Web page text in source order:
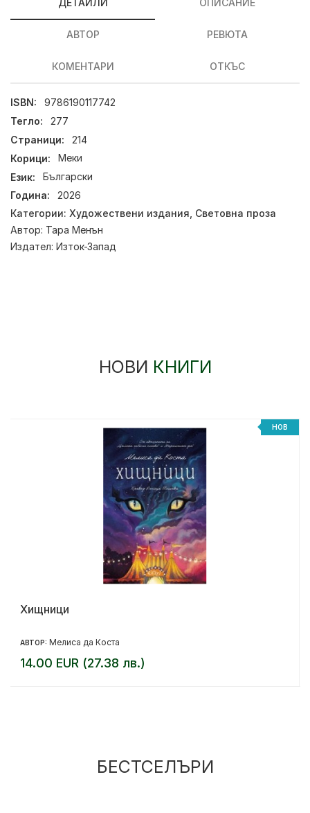
ДЕТАЙЛИ ОПИСАНИЕ
АВТОР РЕВЮТА
КОМЕНТАРИ ОТКЪС
ISBN:
9786190117742
Тегло:
277
Страници:
214
Корици:
Меки
Език:
Български
Година:
2026
Категории: Художествени издания Световна проза
Автор: Тара Менън
Издател: Изток-Запад
НОВИ КНИГИ
НОВ
Хищници
АВТОР: Мелиса да Коста
14.00 EUR (27.38 лв.)
БЕСТСЕЛЪРИ